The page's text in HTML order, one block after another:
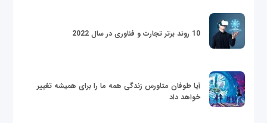
10 روند برتر تجارت و فناوری در سال 2022
آیا طوفان متاورس زندگی همه ما را برای همیشه تغییر
خواهد داد